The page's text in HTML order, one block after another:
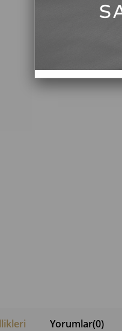
TAVSIYE ET
Yorumlar(0)